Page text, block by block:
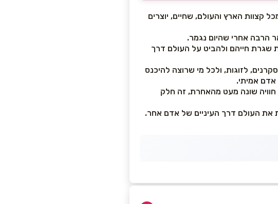
קצוות הארץ והעולם, שחיים, יוצרים
הרבה אחרי שהיום נגמר.
שגרת חייהם ולהביט על העולם דרך
לזוגות, ולכל מי שרוצה להיכנס
אמיתי.
חוויה שונה מעט מהאחרת, זה חלק
את העולם דרך העיניים של אדם אחר.